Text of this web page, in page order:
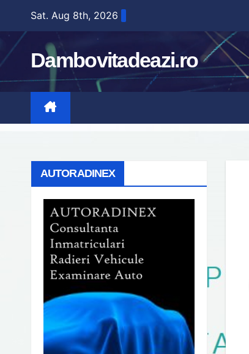
content
Sat. Aug 8th, 2026
Dambovitadeazi.ro
AUTORADINEX